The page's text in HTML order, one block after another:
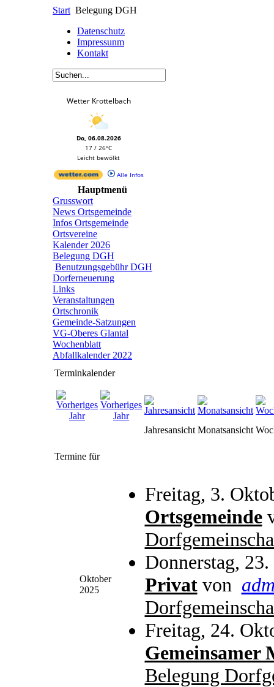
Start Belegung DGH
Datenschutz
Impressunm
Kontakt
Wetter Krottelbach
Do, 06.08.2026
17 / 26°C
Leicht bewölkt
Alle Infos
Hauptmenü
Grusswort
News Ortsgemeinde
Infos Ortsgemeinde
Ortsvereine
Kalender 2026
Belegung DGH
Benutzungsgebühr DGH
Dorferneuerung
Links
Veranstaltungen
Ortschronik
Gemeinde-Satzungen
VG-Oberes Glantal
Wochenblatt
Abfallkalender 2022
Terminkalender
Jahresansicht Monatsansicht
Termine für
Oktober
2025
Freitag, 3.
Ortsgemeinde
Donnerstag,
Privatvon
Freitag, 24.
Gemeinsamer
Belegung